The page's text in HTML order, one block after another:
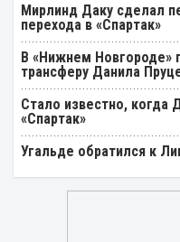
Мирлинд Даку сделал
перехода в «Спартак»
В «Нижнем Новгороде»
трансферу Данила
Стало известно, когда
«Спартак»
Угальде обратился к